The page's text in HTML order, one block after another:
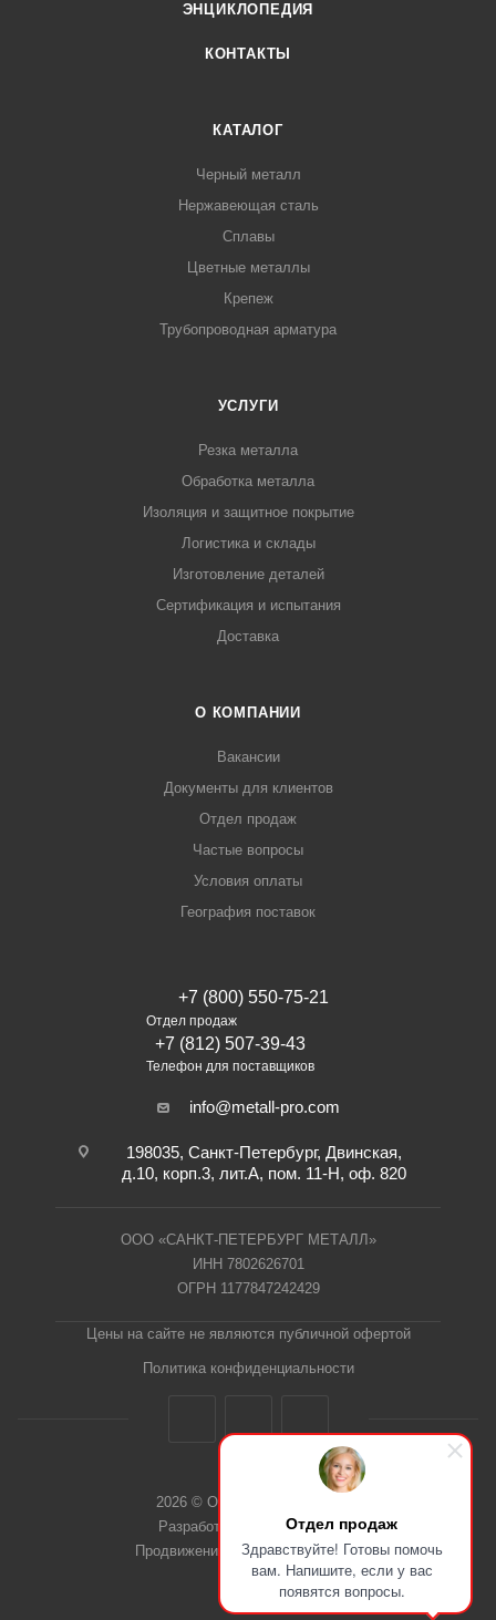
Отдел продаж
Здравствуйте! Готовы помочь
вам. Напишите, если у вас
появятся вопросы.
ЭНЦИКЛОПЕДИЯ
КОНТАКТЫ
КАТАЛОГ
Черный металл
Нержавеющая сталь
Сплавы
Цветные металлы
Крепеж
Трубопроводная арматура
УСЛУГИ
Резка металла
Обработка металла
Изоляция и защитное покрытие
Логистика и склады
Изготовление деталей
Сертификация и испытания
Доставка
О КОМПАНИИ
Вакансии
Документы для клиентов
Отдел продаж
Частые вопросы
Условия оплаты
География поставок
+7 (800) 550-75-21
Отдел продаж
+7 (812) 507-39-43
Телефон для поставщиков
info@metall-pro.com
198035, Санкт-Петербург, Двинская,
д.10, корп.3, лит.А, пом. 11-Н, оф. 820
ООО «САНКТ-ПЕТЕРБУРГ МЕТАЛЛ»
ИНН 7802626701
ОГРН 1177847242429
Цены на сайте не являются публичной офертой
Политика конфиденциальности
2026 © ООО "СПб Металл"
Разработка сайта Dieztech
Продвижение сайта — Веб-Центр